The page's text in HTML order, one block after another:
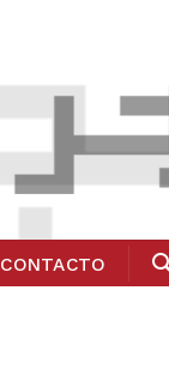
CONTACTO